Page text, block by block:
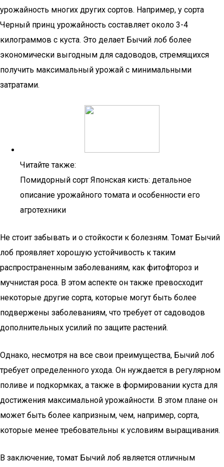
урожайность многих других сортов. Например, у сорта
Черный принц урожайность составляет около 3-4
килограммов с куста. Это делает Бычий лоб более
экономически выгодным для садоводов, стремящихся
получить максимальный урожай с минимальными
затратами.
Читайте также:
Помидорный сорт Японская кисть: детальное
описание урожайного томата и особенности его
агротехники
Не стоит забывать и о стойкости к болезням. Томат Бычий
лоб проявляет хорошую устойчивость к таким
распространенным заболеваниям, как фитофтороз и
мучнистая роса. В этом аспекте он также превосходит
некоторые другие сорта, которые могут быть более
подвержены заболеваниям, что требует от садоводов
дополнительных усилий по защите растений.
Однако, несмотря на все свои преимущества, Бычий лоб
требует определенного ухода. Он нуждается в регулярном
поливе и подкормках, а также в формировании куста для
достижения максимальной урожайности. В этом плане он
может быть более капризным, чем, например, сорта,
которые менее требовательны к условиям выращивания.
В заключение, томат Бычий лоб является отличным